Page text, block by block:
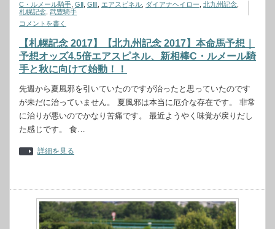
C・ルメール騎手 GⅡ GⅢ エアスピネル ダイアナヘイロー 北九州記念
札幌記念 武豊騎手
コメントを書く
【札幌記念 2017】【北九州記念 2017】本命馬予想｜
予想オッズ4.5倍エアスピネル、新相棒C・ルメール騎
手と秋に向けて始動！！
先週から夏風邪を引いていたのですが治ったと思っていたのです
が未だに治っていません。 夏風邪は本当に厄介な存在です。 非常
に治りが悪いのでかなり苦痛です。 最近ようやく味覚が戻りだし
た感じです。 食…
詳細を見る